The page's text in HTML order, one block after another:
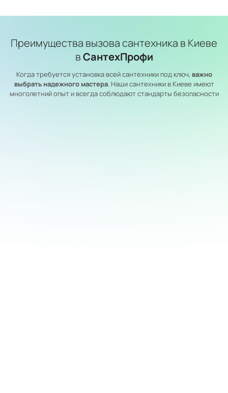
Преимущества вызова сантехника в Киеве
вСантехПрофи
Когда требуется установка всей сантехники под ключ, важно
выбрать надежного мастера. Наши сантехники в Киеве имеют
многолетний опыт и всегда соблюдают стандарты безопасности